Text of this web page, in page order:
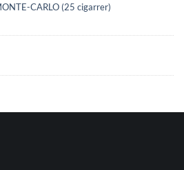
CARLO (25 cigarrer)